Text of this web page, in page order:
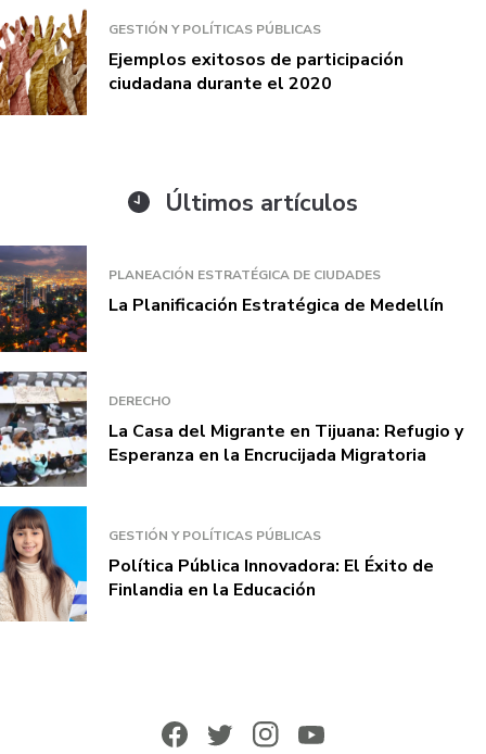
GESTIÓN Y POLÍTICAS PÚBLICAS
Ejemplos exitosos de participación
ciudadana durante el 2020
Últimos artículos
PLANEACIÓN ESTRATÉGICA DE CIUDADES
La Planificación Estratégica de Medellín
DERECHO
La Casa del Migrante en Tijuana: Refugio y
Esperanza en la Encrucijada Migratoria
GESTIÓN Y POLÍTICAS PÚBLICAS
Política Pública Innovadora: El Éxito de
Finlandia en la Educación